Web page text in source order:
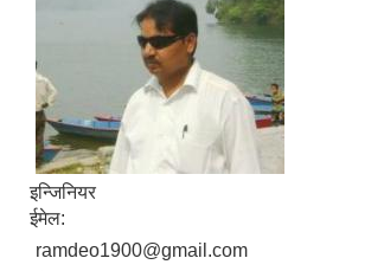
इन्जिनियर
ईमेल:
ramdeo1900@gmail.com